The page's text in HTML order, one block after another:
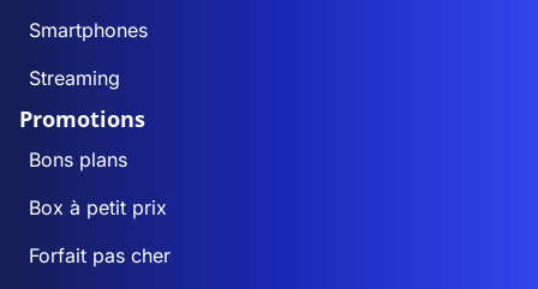
Smartphones
Streaming
Promotions
Bons plans
Box à petit prix
Forfait pas cher